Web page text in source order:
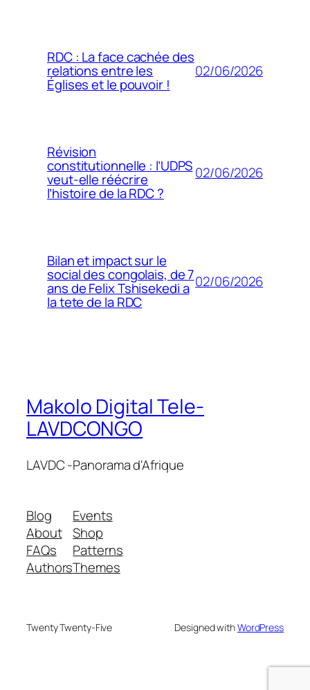
RDC : La face cachée des
relations entre les
Églises et le pouvoir !
02/06/2026
Révision
constitutionnelle : l’UDPS
veut-elle réécrire
l’histoire de la RDC ?
02/06/2026
Bilan et impact sur le
social des congolais, de 7
ans de Felix Tshisekedi a
la tete de la RDC
02/06/2026
Makolo Digital Tele-
LAVDCONGO
LAVDC -Panorama d'Afrique
Blog
About
FAQs
Authors
Events
Shop
Patterns
Themes
Twenty Twenty-Five Designed withWordPress